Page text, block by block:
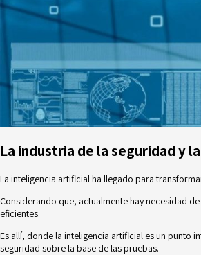
La industria de la seguridad y
La inteligencia artificial ha llegado para
Considerando que, actualmente hay necesidad
eficientes.
Es allí, donde la inteligencia artificial es un punto
seguridad sobre la base de las pruebas.